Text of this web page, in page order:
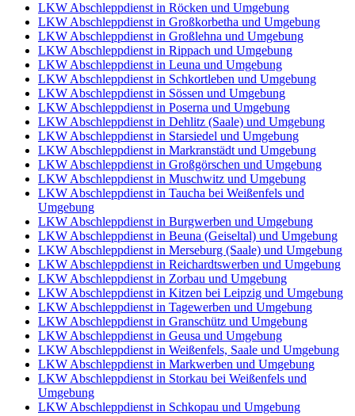
LKW Abschleppdienst in Röcken und Umgebung
LKW Abschleppdienst in Großkorbetha und Umgebung
LKW Abschleppdienst in Großlehna und Umgebung
LKW Abschleppdienst in Rippach und Umgebung
LKW Abschleppdienst in Leuna und Umgebung
LKW Abschleppdienst in Schkortleben und Umgebung
LKW Abschleppdienst in Sössen und Umgebung
LKW Abschleppdienst in Poserna und Umgebung
LKW Abschleppdienst in Dehlitz (Saale) und Umgebung
LKW Abschleppdienst in Starsiedel und Umgebung
LKW Abschleppdienst in Markranstädt und Umgebung
LKW Abschleppdienst in Großgörschen und Umgebung
LKW Abschleppdienst in Muschwitz und Umgebung
LKW Abschleppdienst in Taucha bei Weißenfels und
Umgebung
LKW Abschleppdienst in Burgwerben und Umgebung
LKW Abschleppdienst in Beuna (Geiseltal) und Umgebung
LKW Abschleppdienst in Merseburg (Saale) und Umgebung
LKW Abschleppdienst in Reichardtswerben und Umgebung
LKW Abschleppdienst in Zorbau und Umgebung
LKW Abschleppdienst in Kitzen bei Leipzig und Umgebung
LKW Abschleppdienst in Tagewerben und Umgebung
LKW Abschleppdienst in Granschütz und Umgebung
LKW Abschleppdienst in Geusa und Umgebung
LKW Abschleppdienst in Weißenfels, Saale und Umgebung
LKW Abschleppdienst in Markwerben und Umgebung
LKW Abschleppdienst in Storkau bei Weißenfels und
Umgebung
LKW Abschleppdienst in Schkopau und Umgebung